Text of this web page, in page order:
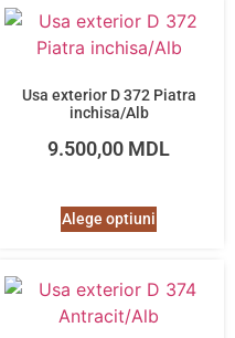
Usa exterior D 372 Piatra
inchisa/Alb
9.500,00 MDL
Alege optiuni